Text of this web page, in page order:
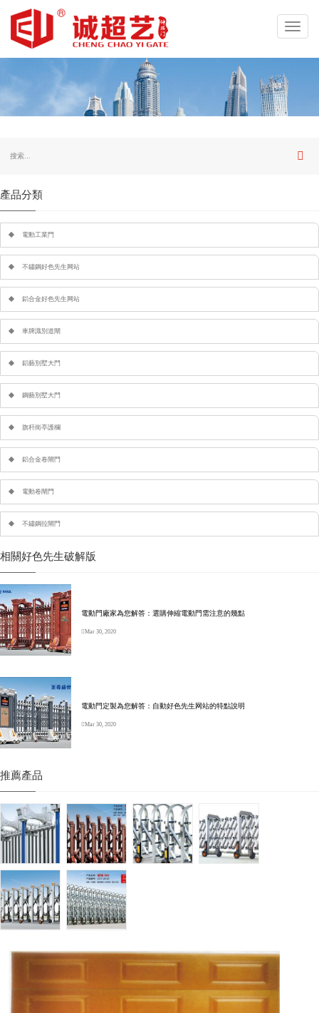
產品分類
電動工業門
不鏽鋼好色先生网站
鋁合金好色先生网站
車牌識別道閘
鋁藝別墅大門
鋼藝別墅大門
旗杆崗亭護欄
鋁合金卷閘門
電動卷閘門
不鏽鋼拉閘門
相關好色先生破解版
電動門廠家為您解答：選購伸縮電動門需注意的幾點
Mar 30, 2020
電動門定製為您解答：自動好色先生网站的特點說明
Mar 30, 2020
推薦產品